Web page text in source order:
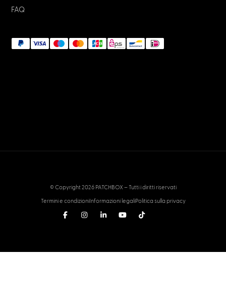
FAQ
© Copyright 2026 PATCHBOX – Tutti i diritti riservati
Termini e condizioniInformazioni legaliPolitica sulla privacy